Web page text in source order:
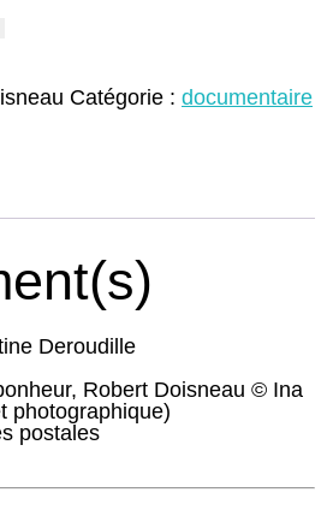
Catégorie : documentaire
Deroudille
Robert Doisneau © Ina
photographique)
postales